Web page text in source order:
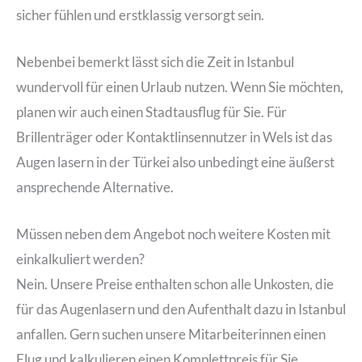
sicher fühlen und erstklassig versorgt sein.
Nebenbei bemerkt lässt sich die Zeit in Istanbul
wundervoll für einen Urlaub nutzen. Wenn Sie möchten,
planen wir auch einen Stadtausflug für Sie. Für
Brillenträger oder Kontaktlinsennutzer in Wels ist das
Augen lasern in der Türkei also unbedingt eine äußerst
ansprechende Alternative.
Müssen neben dem Angebot noch weitere Kosten mit
einkalkuliert werden?
Nein. Unsere Preise enthalten schon alle Unkosten, die
für das Augenlasern und den Aufenthalt dazu in Istanbul
anfallen. Gern suchen unsere Mitarbeiterinnen einen